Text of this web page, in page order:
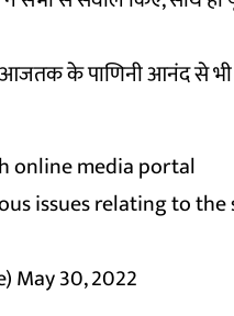
के पाणिनी आनंद से
online media portal
issues relating to the
May 30, 2022